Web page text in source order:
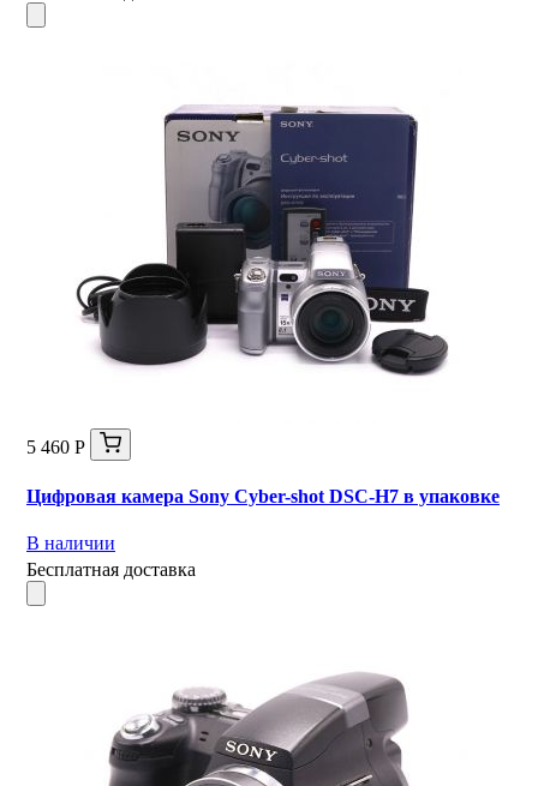
5 460 Р
Цифровая камера Sony Cyber-shot DSC-H7 в упаковке
В наличии
Бесплатная доставка